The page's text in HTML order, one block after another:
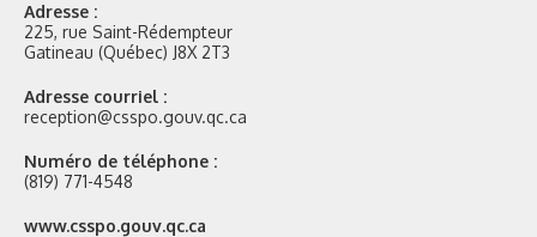
Adresse :
225, rue Saint-Rédempteur
Gatineau (Québec) J8X 2T3
Adresse courriel :
reception@csspo.gouv.qc.ca
Numéro de téléphone :
(819) 771-4548
Site
www.csspo.gouv.qc.ca